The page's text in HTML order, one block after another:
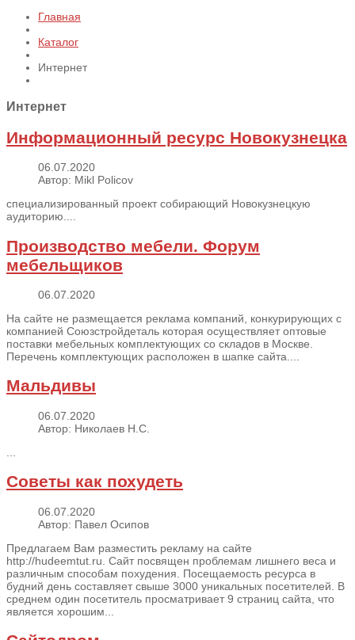
Главная
Каталог
Интернет
Интернет
Информационный ресурс Новокузнецка
06.07.2020
Автор: Mikl Policov
специализированный проект собирающий Новокузнецкую
аудиторию....
Производство мебели. Форум
мебельщиков
06.07.2020
На сайте не размещается реклама компаний, конкурирующих с
компанией Союзстройдеталь которая осуществляет оптовые
поставки мебельных комплектующих со складов в Москве.
Перечень комплектующих расположен в шапке сайта....
Мальдивы
06.07.2020
Автор: Николаев Н.С.
Советы как похудеть
06.07.2020
Автор: Павел Осипов
Предлагаем Вам разместить рекламу на сайте
http://hudeemtut.ru. Сайт посвящен проблемам лишнего веса и
различным способам похудения. Посещаемость ресурса в
будний день составляет свыше 3000 уникальных посетителей. В
среднем один посетитель просматривает 9 страниц сайта, что
является хорошим...